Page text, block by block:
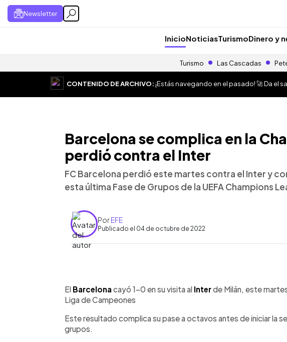
Newsletter
InicioNoticiasTurismoDinero y
Turismo Las Cascadas
CONTENIDO DE ARCHIVO:¡Estás navegando en el pasado! 🚀 Da el
Barcelona se complica en la
perdió contra el Inter
FC Barcelona perdió este martes contra el Inter y
esta última Fase de Grupos de la UEFA Champions
PorEFE
Publicado el 04 de octubre de 2022
► Escuchar artículo
El Barcelona cayó 1-0 en su visita al Interde Milán, este
Liga de Campeones
Este resultado complica su pase a octavos antes de iniciar la
grupos.